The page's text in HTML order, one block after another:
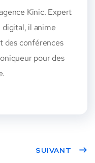
Kinic. Expert
il anime
des conférences
pour des
SUIVANT